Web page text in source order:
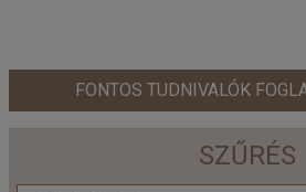
FONTOS TUDNIVALÓK
SZŰRÉS